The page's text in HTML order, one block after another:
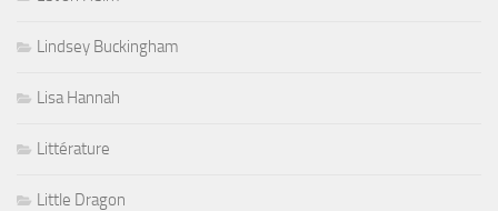
Lindsey Buckingham
Lisa Hannah
Littérature
Little Dragon